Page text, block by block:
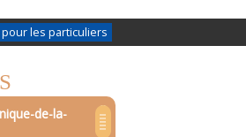
les particuliers
de-la-